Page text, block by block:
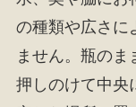
の種類や広さに
ません。瓶のま
押しのけて中央